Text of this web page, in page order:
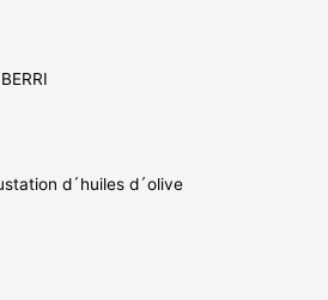
d´huiles d´olive